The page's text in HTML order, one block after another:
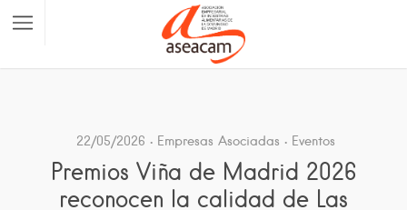
22/05/2026 Empresas Asociadas Eventos
Premios Viña de Madrid 2026
reconocen la calidad de Las